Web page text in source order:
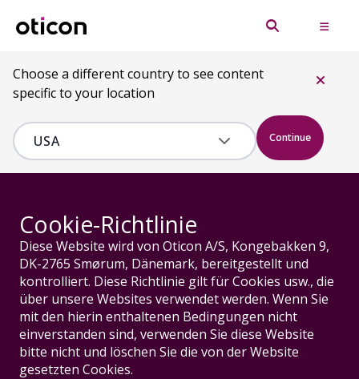
Choose a different country to see content
specific to your location
Continue
Cookie-Richtlinie
Diese Website wird von Oticon A/S, Kongebakken 9,
DK-2765 Smørum, Dänemark, bereitgestellt und
kontrolliert. Diese Richtlinie gilt für Cookies usw., die
über unsere Websites verwendet werden. Wenn Sie
mit den hierin enthaltenen Bedingungen nicht
einverstanden sind, verwenden Sie diese Website
bitte nicht und löschen Sie die von der Website
gesetzten Cookies.